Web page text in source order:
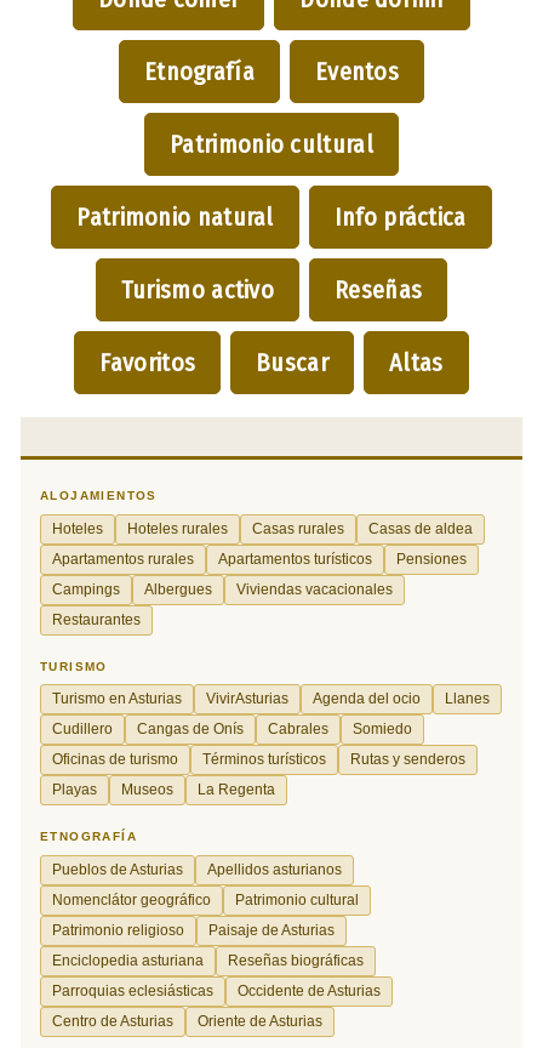
Etnografía Eventos
Patrimonio cultural
Patrimonio natural Info práctica
Turismo activo Reseñas
Favoritos Buscar Altas